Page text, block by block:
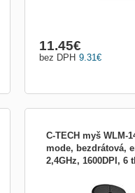
9.31€
bez DPH
11.45€
C-TECH myš WLM-
mode, bezdrátová,
2,4GHz, 1600DPI, 6
1600DPI, 6 tlačítek, USB